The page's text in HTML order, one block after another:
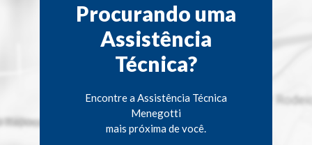
Procurando uma
Assistência
Técnica?
Encontre a Assistência Técnica
Menegotti
mais próxima de você.